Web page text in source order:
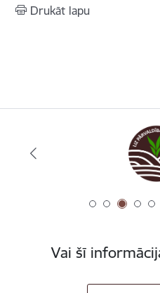
Drukāt lapu
Vai šī